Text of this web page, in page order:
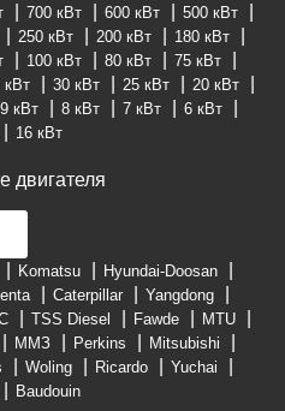
700 кВт 600 кВт
500 кВт
250 кВт 200 кВт
180 кВт
100 кВт 80 кВт
75 кВт
кВт 30 кВт 25 кВт
20 кВт
9 кВт 8 кВт 7 кВт
6 кВт
16 кВт
двигателя
Komatsu
Hyundai-Doosan
Caterpillar
Yangdong
TSS Diesel Fawde
MTU
ММЗ Perkins
Mitsubishi
Woling Ricardo
Yuchai
Baudouin